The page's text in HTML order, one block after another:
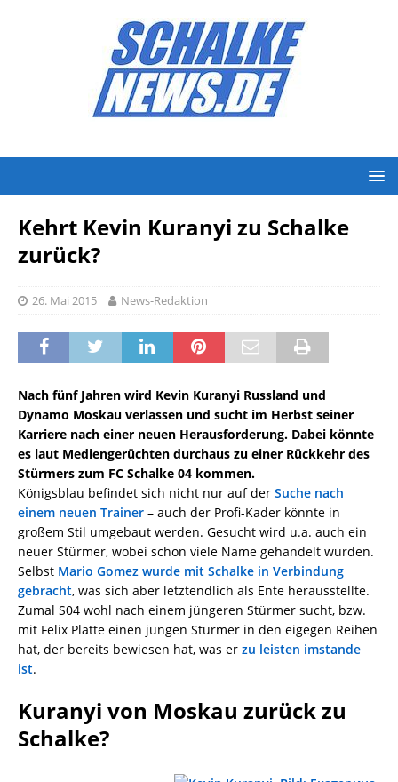
Kehrt Kevin Kuranyi zu Schalke
zurück?
26. Mai 2015 News-Redaktion
Nach fünf Jahren wird Kevin Kuranyi Russland und
Dynamo Moskau verlassen und sucht im Herbst seiner
Karriere nach einer neuen Herausforderung. Dabei könnte
es laut Mediengerüchten durchaus zu einer Rückkehr des
Stürmers zum FC Schalke 04 kommen.
Königsblau befindet sich nicht nur auf der Suche nach
einem neuen Trainer – auch der Profi-Kader könnte in
großem Stil umgebaut werden. Gesucht wird u.a. auch ein
neuer Stürmer, wobei schon viele Name gehandelt wurden.
Selbst Mario Gomez wurde mit Schalke in Verbindung
gebracht, was sich aber letztendlich als Ente herausstellte.
Zumal S04 wohl nach einem jüngeren Stürmer sucht, bzw.
mit Felix Platte einen jungen Stürmer in den eigegen Reihen
hat, der bereits bewiesen hat, was er zu leisten imstande
ist.
Kuranyi von Moskau zurück zu
Schalke?